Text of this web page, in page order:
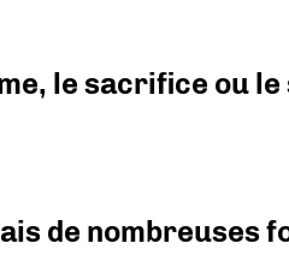
le sacrifice ou le
de nombreuses